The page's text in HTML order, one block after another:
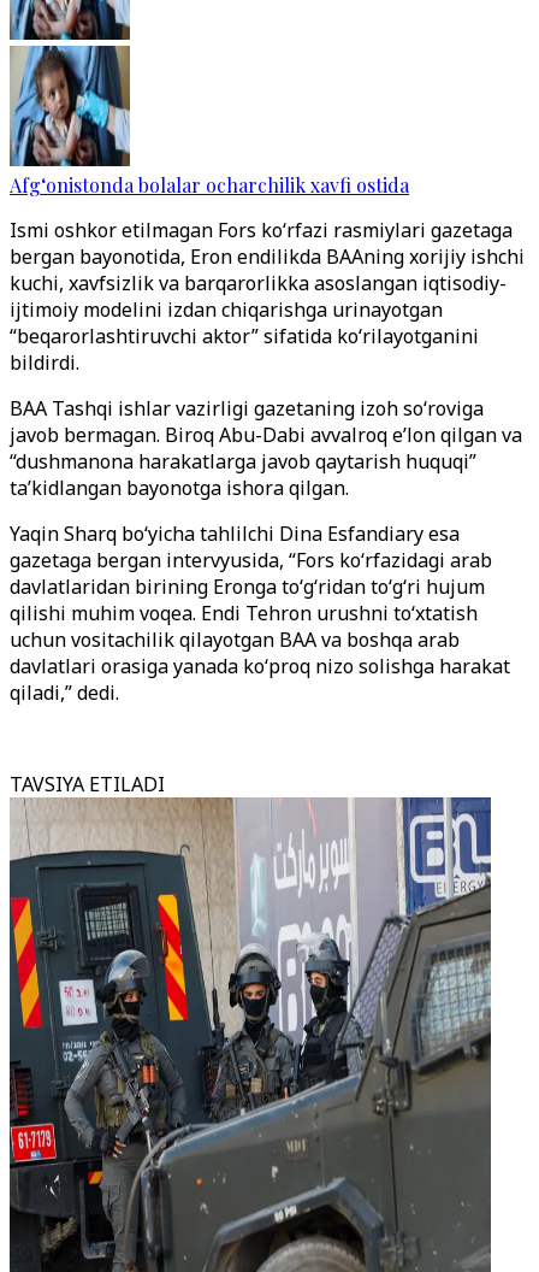
Afg‘onistonda bolalar ocharchilik xavfi ostida
Ismi oshkor etilmagan Fors ko‘rfazi rasmiylari gazetaga
bergan bayonotida, Eron endilikda BAAning xorijiy ishchi
kuchi, xavfsizlik va barqarorlikka asoslangan iqtisodiy-
ijtimoiy modelini izdan chiqarishga urinayotgan
“beqarorlashtiruvchi aktor” sifatida ko‘rilayotganini
bildirdi.
BAA Tashqi ishlar vazirligi gazetaning izoh so‘roviga
javob bermagan. Biroq Abu-Dabi avvalroq e’lon qilgan va
“dushmanona harakatlarga javob qaytarish huquqi”
ta’kidlangan bayonotga ishora qilgan.
Yaqin Sharq bo‘yicha tahlilchi Dina Esfandiary esa
gazetaga bergan intervyusida, “Fors ko‘rfazidagi arab
davlatlaridan birining Eronga to‘g‘ridan to‘g‘ri hujum
qilishi muhim voqea. Endi Tehron urushni to‘xtatish
uchun vositachilik qilayotgan BAA va boshqa arab
davlatlari orasiga yanada ko‘proq nizo solishga harakat
qiladi,” dedi.
TAVSIYA ETILADI